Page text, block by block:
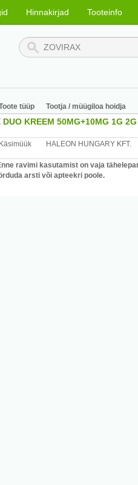
Hinnakirjad Tooteinfo
tüüp Tootja / müügiloa hoidja
DUO KREEM 50MG+10MG 1G
Käsimüük HALEON HUNGARY KFT.
ravimi kasutamist on vaja
arsti või apteekri poole.